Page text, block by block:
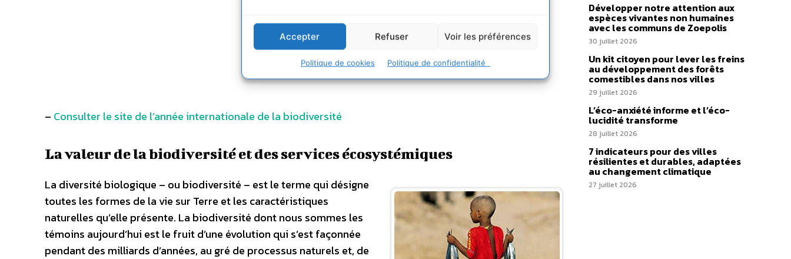
Accepter Refuser Voir les préférences
Politique de cookies Politique de confidentialité
– Consulter le site de l’année internationale de la biodiversité
La valeur de la biodiversité et des services écosystémiques
La diversité biologique – ou biodiversité – est le terme qui désigne
toutes les formes de la vie sur Terre et les caractéristiques
naturelles qu’elle présente. La biodiversité dont nous sommes les
témoins aujourd’hui est le fruit d’une évolution qui s’est façonnée
pendant des milliards d’années, au gré de processus naturels et, de
Développer notre attention aux
espèces vivantes non humaines
avec les communs de Zoepolis
30 juillet 2026
Un kit citoyen pour lever les freins
au développement des forêts
comestibles dans nos villes
29 juillet 2026
L’éco-anxiété informe et l’éco-
lucidité transforme
28 juillet 2026
7 indicateurs pour des villes
résilientes et durables, adaptées
au changement climatique
27 juillet 2026